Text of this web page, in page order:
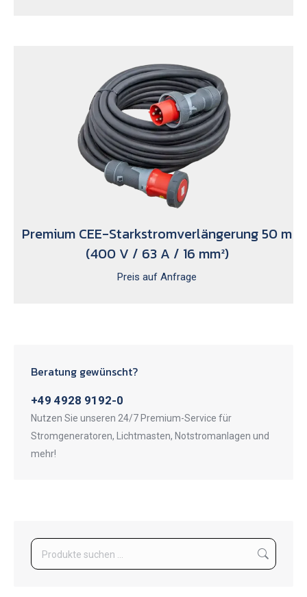
Premium CEE-Starkstromverlängerung 50 m
(400 V / 63 A / 16 mm²)
Preis auf Anfrage
Beratung gewünscht?
+49 4928 9192-0
Nutzen Sie unseren 24/7 Premium-Service für
Stromgeneratoren, Lichtmasten, Notstromanlagen und
mehr!